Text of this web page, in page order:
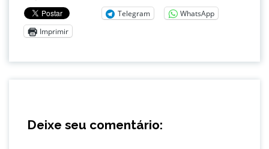
Telegram
WhatsApp
Imprimir
Deixe seu comentário: